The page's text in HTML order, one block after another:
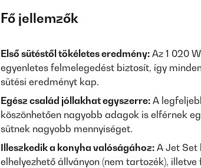
Fő jellemzők
Első sütéstől tökéletes eredmény: Az 1 020
egyenletes felmelegedést biztosít, így
sütési eredményt kap.
Egész család jóllakhat egyszerre: A
köszönhetően nagyobb adagok is elférnek
sütnek nagyobb mennyiséget.
Illeszkedik a konyha valóságához: A Jet Set
elhelyezhető állványon (nem tartozék),